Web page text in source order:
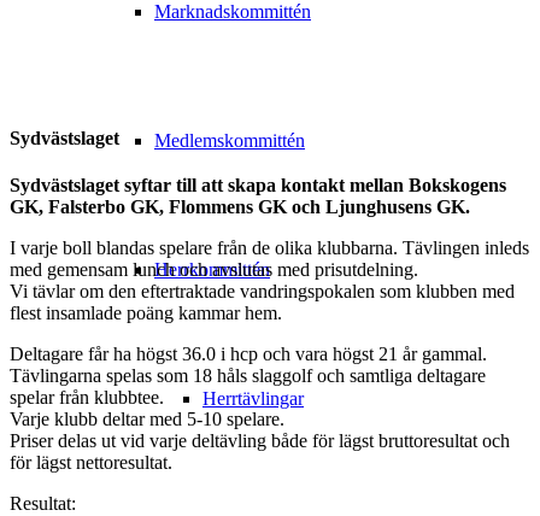
Marknadskommittén
Medlemskommittén
Herrkommittén
Herrtävlingar
Sydvästslaget
Sydvästslaget syftar till att skapa kontakt mellan Bokskogens
GK, Falsterbo GK, Flommens GK och Ljunghusens GK.
I varje boll blandas spelare från de olika klubbarna. Tävlingen inleds
med gemensam lunch och avslutas med prisutdelning.
Vi tävlar om den eftertraktade vandringspokalen som klubben med
flest insamlade poäng kammar hem.
Deltagare får ha högst 36.0 i hcp och vara högst 21 år gammal.
Tävlingarna spelas som 18 håls slaggolf och samtliga deltagare
spelar från klubbtee.
Varje klubb deltar med 5-10 spelare.
Priser delas ut vid varje deltävling både för lägst bruttoresultat och
för lägst nettoresultat.
Resultat: